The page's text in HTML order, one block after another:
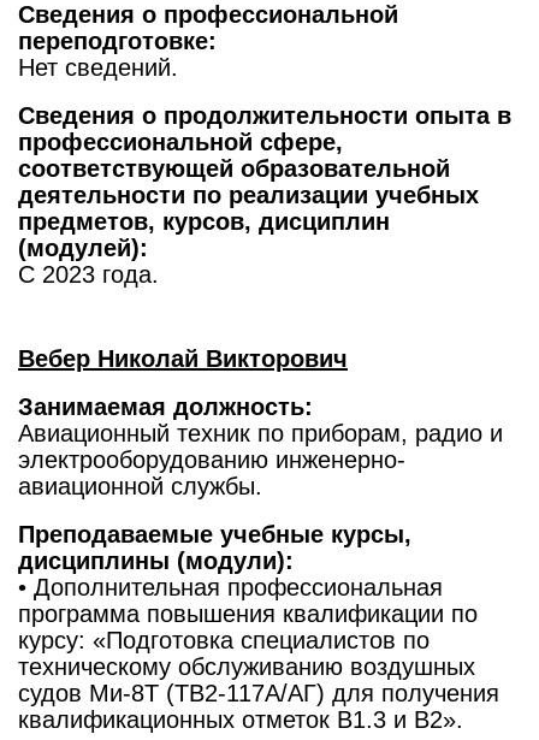
Сведения о профессиональной
переподготовке:
Нет сведений.
Сведения о продолжительности опыта в
профессиональной сфере,
соответствующей образовательной
деятельности по реализации учебных
предметов, курсов, дисциплин
(модулей):
C 2023 года.
Вебер Николай Викторович
Занимаемая должность:
Авиационный техник по приборам, радио и
электрооборудованию инженерно-
авиационной службы.
Преподаваемые учебные курсы,
дисциплины (модули):
• Дополнительная профессиональная
программа повышения квалификации по
курсу: «Подготовка специалистов по
техническому обслуживанию воздушных
судов Ми-8Т (ТВ2-117А/АГ) для получения
квалификационных отметок В1.3 и B2».